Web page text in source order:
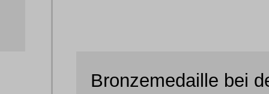
Bronzemedaille bei